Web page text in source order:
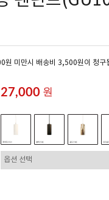
원 미만시 배송비 3,500원이 청구
27,000 원